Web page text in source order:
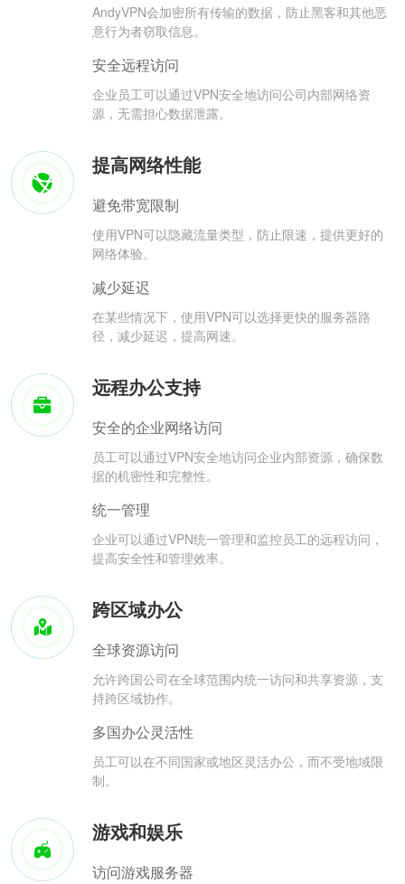
AndyVPN会加密所有传输的数据，防止黑客和其他恶
意行为者窃取信息。
安全远程访问
企业员工可以通过VPN安全地访问公司内部网络资
源，无需担心数据泄露。
提高网络性能
避免带宽限制
使用VPN可以隐藏流量类型，防止限速，提供更好的
网络体验。
减少延迟
在某些情况下，使用VPN可以选择更快的服务器路
径，减少延迟，提高网速。
远程办公支持
安全的企业网络访问
员工可以通过VPN安全地访问企业内部资源，确保数
据的机密性和完整性。
统一管理
企业可以通过VPN统一管理和监控员工的远程访问，
提高安全性和管理效率。
跨区域办公
全球资源访问
允许跨国公司在全球范围内统一访问和共享资源，支
持跨区域协作。
多国办公灵活性
员工可以在不同国家或地区灵活办公，而不受地域限
制。
游戏和娱乐
访问游戏服务器